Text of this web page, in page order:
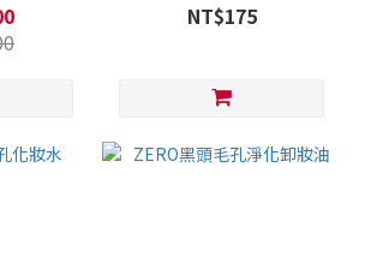
NT$175